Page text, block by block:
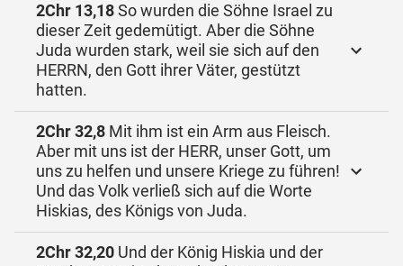
2Chr 13,18So wurden die Söhne Israel zu
dieser Zeit gedemütigt. Aber die Söhne
Juda wurden stark, weil sie sich auf den
HERRN, den Gott ihrer Väter, gestützt
hatten.
2Chr 32,8 Mit ihm ist ein Arm aus Fleisch.
Aber mit uns ist der HERR, unser Gott, um
uns zu helfen und unsere Kriege zu führen!
Und das Volk verließ sich auf die Worte
Hiskias, des Königs von Juda.
2Chr 32,20 Und der König Hiskia und der